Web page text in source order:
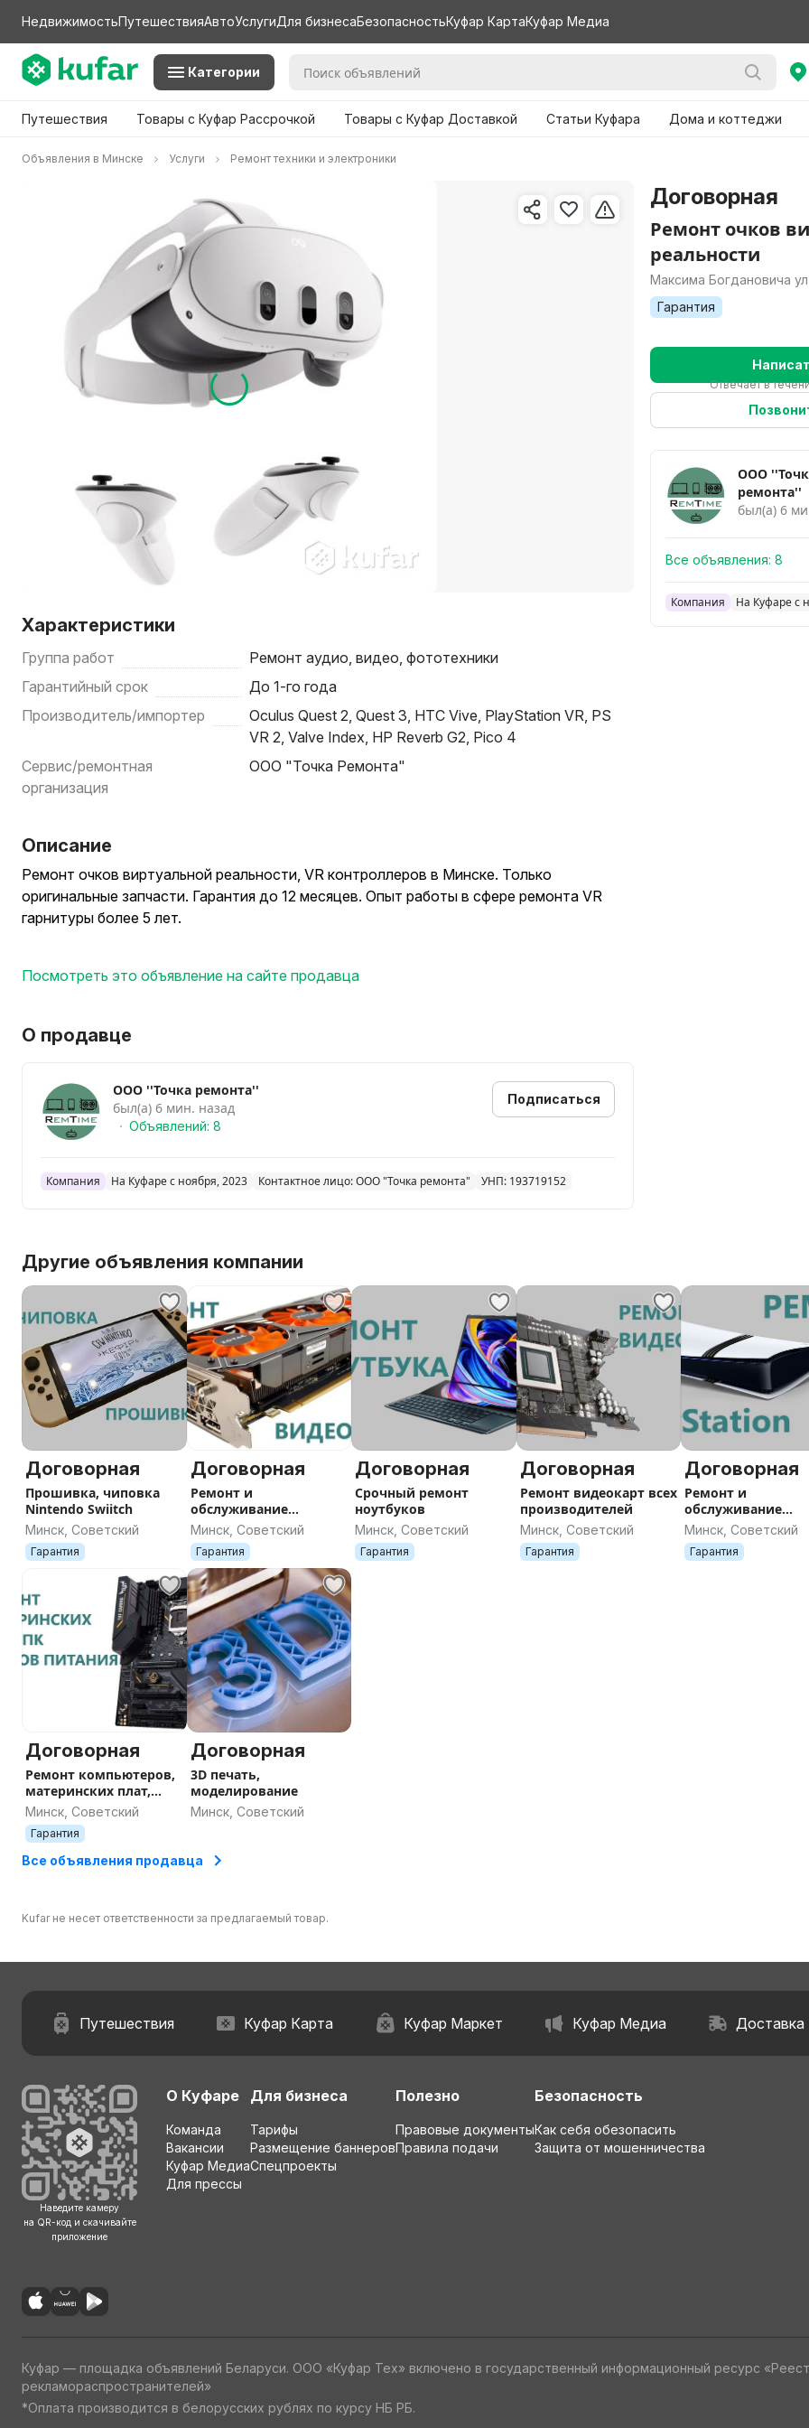
НедвижимостьПутешествияАвтоУслугиДля бизнесаБезопасностьКуфар КартаКуфар Медиа
Категории
Путешествия Товары с Куфар Рассрочкой Товары с Куфар Доставкой Статьи Куфара Дома и коттеджи
Объявления в Минске Услуги Ремонт техники и электроники
Характеристики
Группа работ
Ремонт аудио, видео, фототехники
Гарантийный срок
До 1-го года
Производитель/импортер
Oculus Quest 2, Quest 3, HTC Vive, PlayStation VR, PS
VR 2, Valve Index, HP Reverb G2, Pico 4
Сервис/ремонтная
организация
ООО "Точка Ремонта"
Описание
Ремонт очков виртуальной реальности, VR контроллеров в Минске. Только
оригинальные запчасти. Гарантия до 12 месяцев. Опыт работы в сфере ремонта VR
гарнитуры более 5 лет.
Посмотреть это объявление на сайте продавца
О продавце
ООО ''Точка ремонта''
был(а) 6 мин. назад
Объявлений: 8
Подписаться
Компания На Куфаре с ноября, 2023 Контактное лицо: ООО "Точка ремонта" УНП: 193719152
Другие объявления компании
Договорная
Прошивка, чиповка
Nintendo Swiitch
Минск, Советский
Гарантия
Договорная
Ремонт и
обслуживание
видеокарт
Минск, Советский
Гарантия
Договорная
Срочный ремонт
ноутбуков
Минск, Советский
Гарантия
Договорная
Ремонт видеокарт всех
производителей
Минск, Советский
Гарантия
Договорная
Ремонт и
обслуживание
игровых
Playstation, Xbox,
Nintendo
Минск, Советский
Гарантия
Договорная
Ремонт компьютеров,
материнских плат,
блоков питания
Минск, Советский
Гарантия
Договорная
3D печать,
моделирование
Минск, Советский
Все объявления продавца
Kufar не несет ответственности за предлагаемый товар.
Договорная
Ремонт очков
реальности
Максима Богдановича
Гарантия
Отвечает в
ООО
ремонта''
был(а) 6
Все объявления: 8
Компания На Куфаре с
Путешествия Куфар Карта Куфар Маркет Куфар Медиа Доставка
Наведите камеру
на QR-код и скачивайте
приложение
О Куфаре
Команда
Вакансии
Куфар Медиа
Для прессы
Для бизнеса
Тарифы
Размещение баннеров
Спецпроекты
Полезно
Правовые документы
Правила подачи
Безопасность
Как себя обезопасить
Защита от мошенничества
Куфар — площадка объявлений Беларуси. ООО «Куфар Тех» включено в государственный информационный ресурс
рекламораспространителей»
*Оплата производится в белорусских рублях по курсу НБ РБ.